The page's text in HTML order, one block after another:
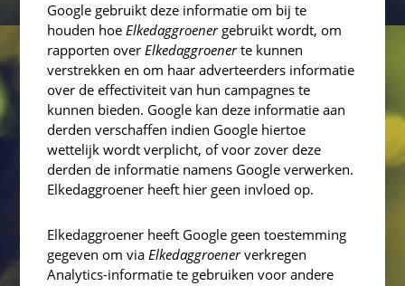
Google gebruikt deze informatie om bij te
houden hoeElkedaggroener gebruikt wordt, om
rapporten overElkedaggroenerte kunnen
verstrekken en om haar adverteerders informatie
over de effectiviteit van hun campagnes te
kunnen bieden. Google kan deze informatie aan
derden verschaffen indien Google hiertoe
wettelijk wordt verplicht, of voor zover deze
derden de informatie namens Google verwerken.
Elkedaggroener heeft hier geen invloed op.
Elkedaggroener heeft Google geen toestemming
gegeven om viaElkedaggroenerverkregen
Analytics-informatie te gebruiken voor andere